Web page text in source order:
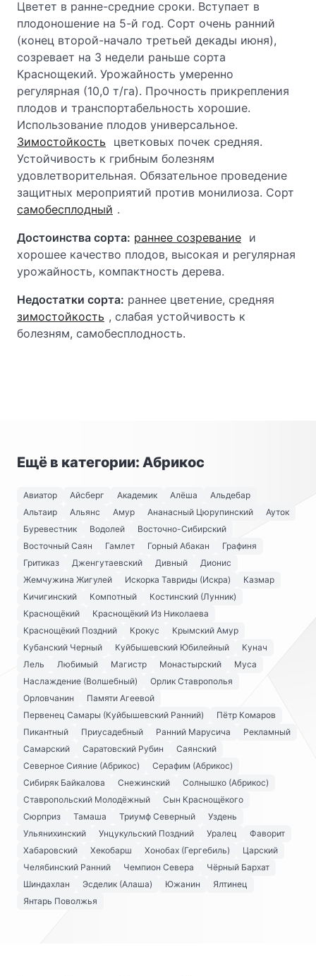
Цветет в ранне-средние сроки. Вступает в
плодоношение на 5-й год. Сорт очень ранний
(конец второй-начало третьей декады июня),
созревает на 3 недели раньше сорта
Краснощекий. Урожайность умеренно
регулярная (10,0 т/га). Прочность прикрепления
плодов и транспортабельность хорошие.
Использование плодов универсальное.
Зимостойкость
цветковых почек средняя.
Устойчивость к грибным болезням
удовлетворительная. Обязательное проведение
защитных мероприятий против монилиоза. Сорт
самобесплодный .
Достоинства сорта: раннее созревание и
хорошее качество плодов, высокая и регулярная
урожайность, компактность дерева.
Недостатки сорта: раннее цветение, средняя
зимостойкость , слабая устойчивость к
болезням, самобесплодность.
Ещё в категории: Абрикос
Авиатор Айсберг Академик Алёша
Альдебар
Альтаир
Альянс Амур Ананасный Цюрупинский
Ауток
Буревестник
Водолей
Восточно-Сибирский
Восточный Саян
Гамлет Горный Абакан
Графиня
Гритиказ
Дженгутаевский Дивный
Дионис
Жемчужина Жигулей
Искорка Тавриды (Искра)
Казмар
Кичигинский
Компотный
Костинский (Лунник)
Краснощёкий
Краснощёкий Из Николаева
Краснощёкий Поздний
Крокус
Крымский Амур
Кубанский Черный
Куйбышевский Юбилейный
Кунач
Лель
Любимый Магистр Монастырский
Муса
Наслаждение (Волшебный)
Орлик Ставрополья
Орловчанин
Памяти Агеевой
Первенец Самары (Куйбышевский Ранний)
Пётр Комаров
Пикантный
Приусадебный Ранний Марусича
Рекламный
Самарский
Саратовский Рубин
Саянский
Северное Сияние (Абрикос)
Серафим (Абрикос)
Сибиряк Байкалова
Снежинский
Солнышко (Абрикос)
Ставропольский Молодёжный
Сын Краснощёкого
Сюрприз
Тамаша Триумф Северный
Уздень
Ульянихинский
Унцукульский Поздний Уралец
Фаворит
Хабаровский
Хекобарш Хонобах (Гергебиль)
Царский
Челябинский Ранний
Чемпион Севера
Чёрный Бархат
Шиндахлан
Эсделик (Алаша) Южанин
Ялтинец
Янтарь Поволжья